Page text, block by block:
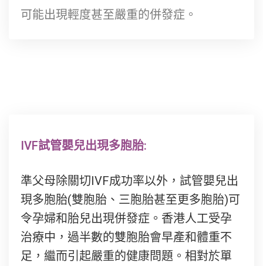
可能出現輕度甚至嚴重的併發症。
IVF試管嬰兒出現多胞胎:
準父母除關切IVF成功率以外，試管嬰兒出
現多胞胎(雙胞胎、三胞胎甚至更多胞胎)可
令孕婦和胎兒出現併發症。香港人工受孕
治療中，過半數的雙胞胎會早產和體重不
足，繼而引起嚴重的健康問題。相對於單